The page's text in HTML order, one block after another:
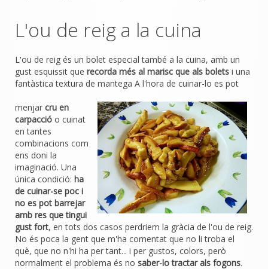
L'ou de reig a la cuina
L'ou de reig és un bolet especial també a la cuina, amb un
gust esquissit que recorda més al marisc que als bolets i una
fantàstica textura de mantega A l'hora de cuinar-lo es pot
menjar cru en
carpacció o cuinat
en tantes
combinacions com
ens doni la
imaginació. Una
única condició: ha
de cuinar-se poc i
no es pot barrejar
amb res que tingui
gust fort, en tots dos casos perdriem la gràcia de l'ou de reig.
No és poca la gent que m'ha comentat que no li troba el
què, que no n'hi ha per tant... i per gustos, colors, però
normalment el problema és no saber-lo tractar als fogons.